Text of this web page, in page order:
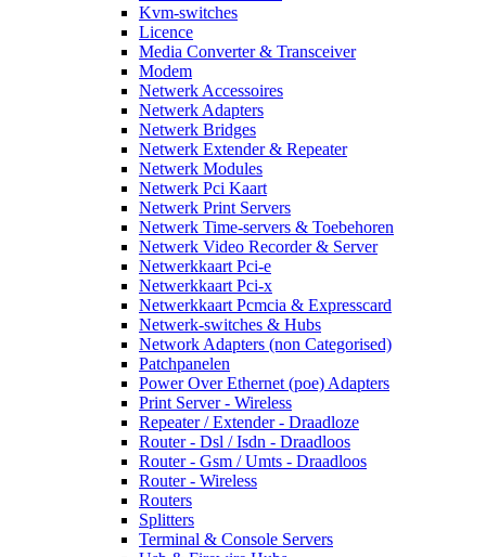
Kvm-switches
Licence
Media Converter & Transceiver
Modem
Netwerk Accessoires
Netwerk Adapters
Netwerk Bridges
Netwerk Extender & Repeater
Netwerk Modules
Netwerk Pci Kaart
Netwerk Print Servers
Netwerk Time-servers & Toebehoren
Netwerk Video Recorder & Server
Netwerkkaart Pci-e
Netwerkkaart Pci-x
Netwerkkaart Pcmcia & Expresscard
Netwerk-switches & Hubs
Network Adapters (non Categorised)
Patchpanelen
Power Over Ethernet (poe) Adapters
Print Server - Wireless
Repeater / Extender - Draadloze
Router - Dsl / Isdn - Draadloos
Router - Gsm / Umts - Draadloos
Router - Wireless
Routers
Splitters
Terminal & Console Servers